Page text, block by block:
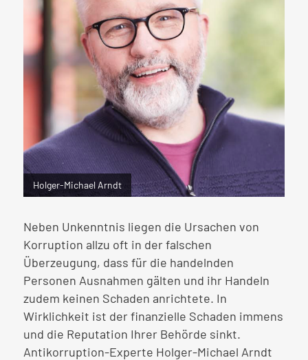
Holger-Michael Arndt
Neben Unkenntnis liegen die Ursachen von
Korruption allzu oft in der falschen
Überzeugung, dass für die handelnden
Personen Ausnahmen gälten und ihr Handeln
zudem keinen Schaden anrichtete. In
Wirklichkeit ist der finanzielle Schaden immens
und die Reputation Ihrer Behörde sinkt.
Antikorruption-Experte Holger-Michael Arndt